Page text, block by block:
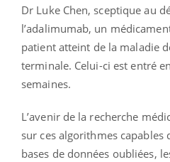
Dr Luke Chen, sceptique au
l’adalimumab, un
patient atteint de la maladie
terminale. Celui-ci est entré
semaines.
L’avenir de la recherche
sur ces algorithmes capables
bases de données oubliées,